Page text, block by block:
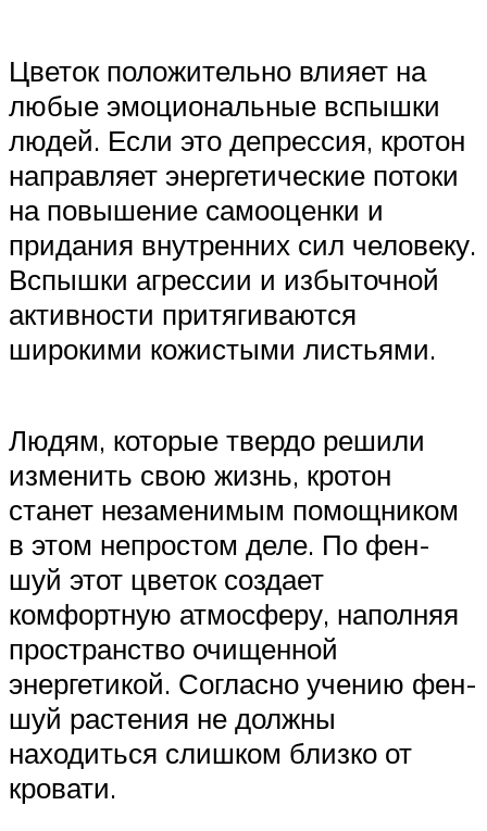
Цветок положительно влияет на
любые эмоциональные вспышки
людей. Если это депрессия, кротон
направляет энергетические потоки
на повышение самооценки и
придания внутренних сил человеку.
Вспышки агрессии и избыточной
активности притягиваются
широкими кожистыми листьями.
Людям, которые твердо решили
изменить свою жизнь, кротон
станет незаменимым помощником
в этом непростом деле. По фен-
шуй этот цветок создает
комфортную атмосферу, наполняя
пространство очищенной
энергетикой. Согласно учению фен-
шуй растения не должны
находиться слишком близко от
кровати.